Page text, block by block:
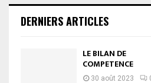
DERNIERS ARTICLES
LE BILAN DE
COMPETENCE
30 août 2023